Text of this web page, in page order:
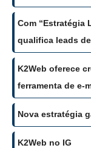
Com “Estratégia
qualifica leads
K2Web oferece
ferramenta de e-
Nova estratégia
K2Web no IG